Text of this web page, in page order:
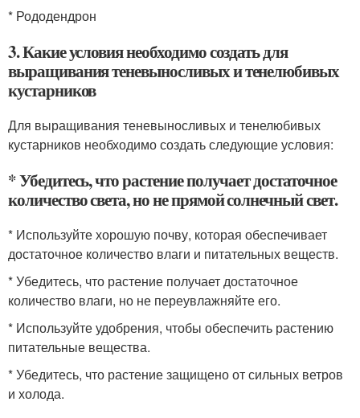
* Рододендрон
3. Какие условия необходимо создать для
выращивания теневыносливых и тенелюбивых
кустарников
Для выращивания теневыносливых и тенелюбивых
кустарников необходимо создать следующие условия:
* Убедитесь, что растение получает достаточное
количество света, но не прямой солнечный свет.
* Используйте хорошую почву, которая обеспечивает
достаточное количество влаги и питательных веществ.
* Убедитесь, что растение получает достаточное
количество влаги, но не переувлажняйте его.
* Используйте удобрения, чтобы обеспечить растению
питательные вещества.
* Убедитесь, что растение защищено от сильных ветров
и холода.